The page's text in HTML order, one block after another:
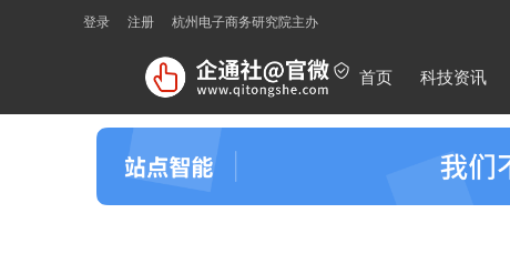
登录 注册 杭州电子商务研究院主办
首页 科技资讯